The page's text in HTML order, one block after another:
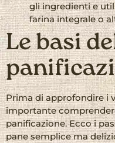
gli ingredienti e
farina integrale o
Le basi
Prima di approfondire i
importante
panificazione. Ecco i
pane semplice ma